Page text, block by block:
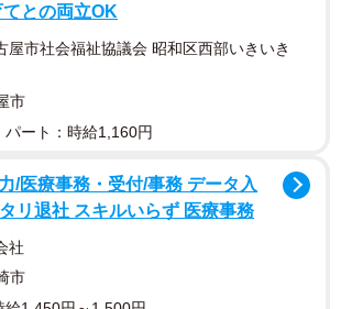
との両立OK
屋市社会福祉協議会 昭和区西部いきいき
市
パート：時給1,160円
/医療事務・受付/事務 データ入
リ退社 スキルいらず 医療事務
社
市